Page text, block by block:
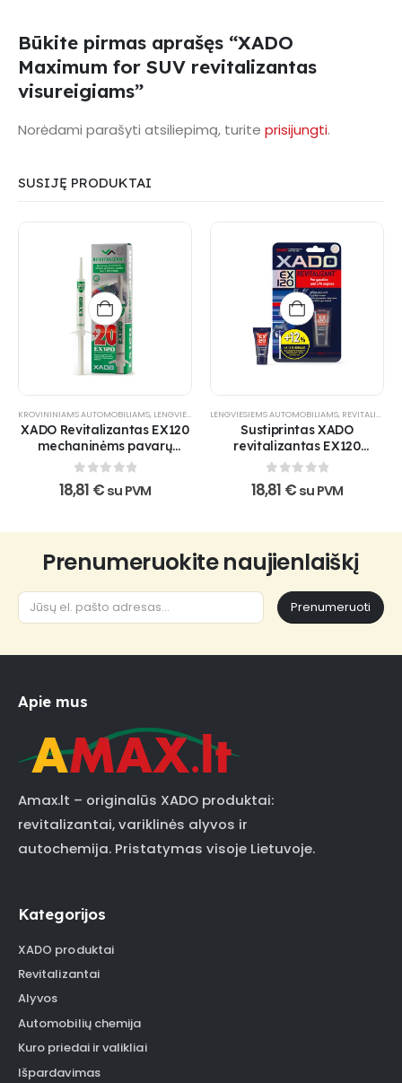
Būkite pirmas aprašęs “XADO
Maximum for SUV revitalizantas
visureigiams”
Norėdami parašyti atsiliepimą, turite prisijungti.
SUSIJĘ PRODUKTAI
KROVININIAMS AUTOMOBILIAMS, LENGVIESIEMS AUTOMOBILIAMS ,REVITALIZANTAI,
XADO Revitalizantas EX120
mechaninėms pavarų
dėžėms ir reduktoriams
0out of 5
18,81 € su PVM
LENGVIESIEMS AUTOMOBILIAMS, REVITALIZANTAI
Sustiprintas XADO
revitalizantas EX120
benzininiams varikliams
0out of 5
18,81 € su PVM
Prenumeruokite naujienlaiškį
Prenumeruoti
Apie mus
Amax.lt – originalūs XADO produktai:
revitalizantai, variklinės alyvos ir
autochemija. Pristatymas visoje Lietuvoje.
Kategorijos
XADO produktai
Revitalizantai
Alyvos
Automobilių chemija
Kuro priedai ir valikliai
Išpardavimas